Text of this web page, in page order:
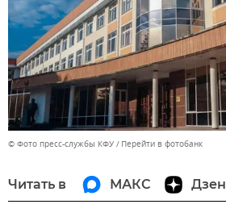
© Фото пресс-службы КФУ Перейти в фотобанк
Читать в МАКС Дзен